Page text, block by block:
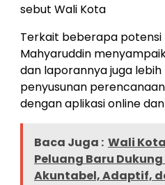
sebut Wali Kota
Terkait beberapa potensi
Mahyaruddin
dan laporannya juga
penyusunan
dengan aplikasi online
Baca Juga : Wali
Peluang Baru
Akuntabel, Adaptif,